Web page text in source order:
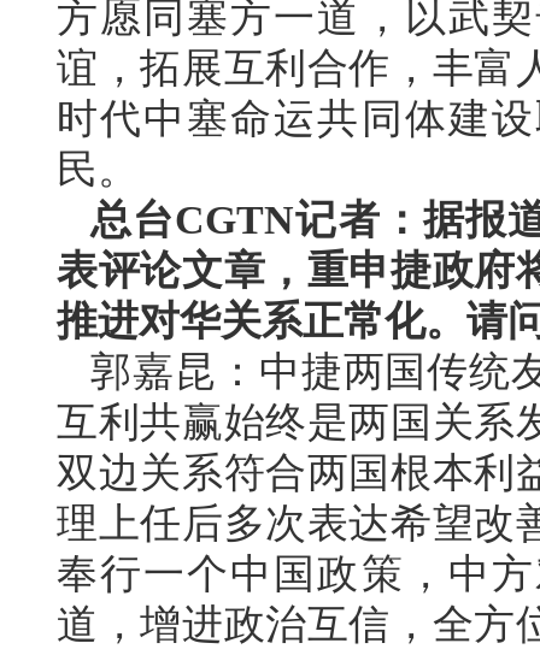
方愿同塞方一道，以武
谊，拓展互利合作，丰富
时代中塞命运共同体建
民。
总台CGTN记者：据报
表评论文章，重申捷政府
推进对华关系正常化。请
郭嘉昆：中捷两国传统
互利共赢始终是两国关系
双边关系符合两国根本利
理上任后多次表达希望改
奉行一个中国政策，中
道，增进政治互信，全方